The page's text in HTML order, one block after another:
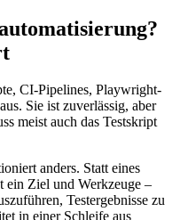
CI-Pipelines, Playwright-
Sie ist zuverlässig, aber
meist auch das Testskript
anders. Statt eines
ein Ziel und Werkzeuge –
Testergebnisse zu
in einer Schleife aus